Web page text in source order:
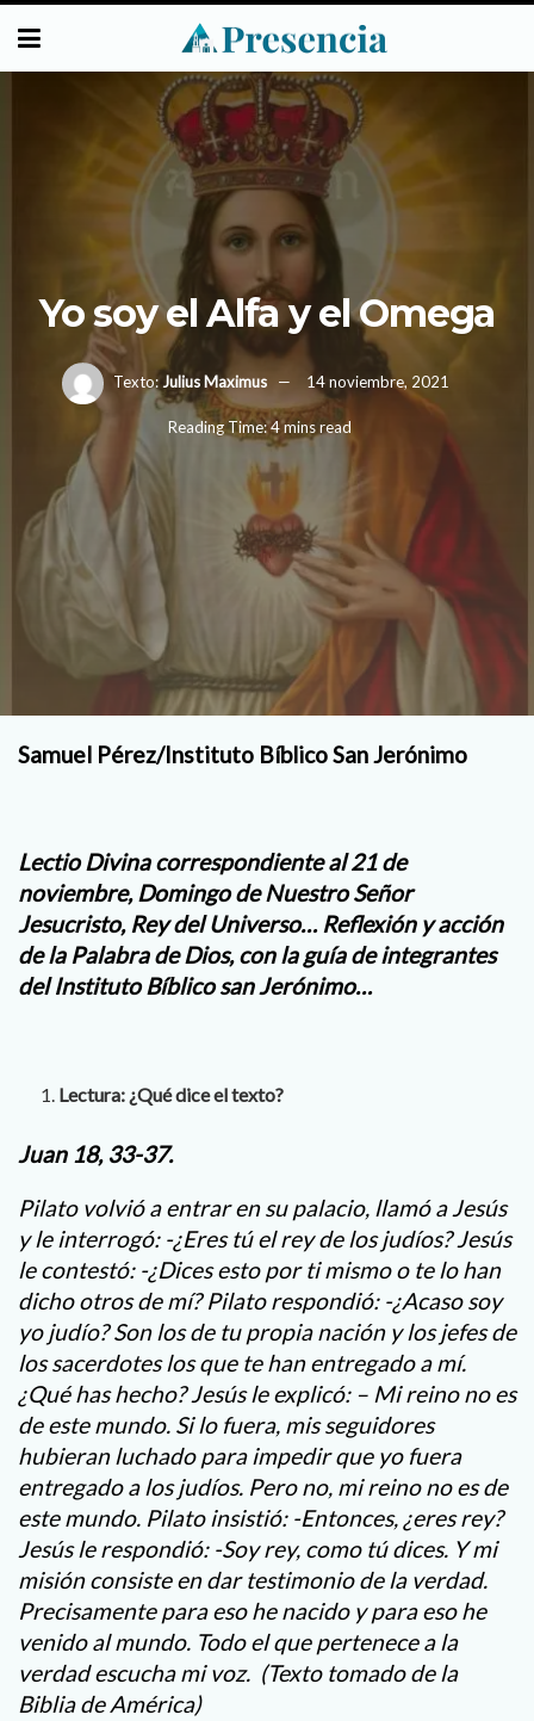
Yo soy el Alfa y el Omega
Texto: Julius Maximus 14 noviembre, 2021
Reading Time: 4 mins read
Samuel Pérez/Instituto Bíblico San Jerónimo
Lectio Divina correspondiente al 21 de
noviembre, Domingo de Nuestro Señor
Jesucristo, Rey del Universo… Reflexión y acción
de la Palabra de Dios, con la guía de integrantes
del Instituto Bíblico san Jerónimo…
Lectura: ¿Qué dice el texto?
Juan 18, 33-37.
Pilato volvió a entrar en su palacio, llamó a Jesús
y le interrogó: -¿Eres tú el rey de los judíos? Jesús
le contestó: -¿Dices esto por ti mismo o te lo han
dicho otros de mí? Pilato respondió: -¿Acaso soy
yo judío? Son los de tu propia nación y los jefes de
los sacerdotes los que te han entregado a mí.
¿Qué has hecho? Jesús le explicó: – Mi reino no es
de este mundo. Si lo fuera, mis seguidores
hubieran luchado para impedir que yo fuera
entregado a los judíos. Pero no, mi reino no es de
este mundo. Pilato insistió: -Entonces, ¿eres rey?
Jesús le respondió: -Soy rey, como tú dices. Y mi
misión consiste en dar testimonio de la verdad.
Precisamente para eso he nacido y para eso he
venido al mundo. Todo el que pertenece a la
verdad escucha mi voz. (Texto tomado de la
Biblia de América)